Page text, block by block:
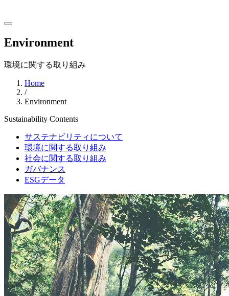
Environment
環境に関する取り組み
Home
/
Environment
Sustainability Contents
サステナビリティについて
環境に関する取り組み
社会に関する取り組み
ガバナンス
ESGデータ